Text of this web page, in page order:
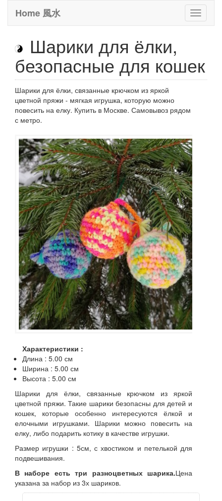
Toggle
it
Home 風水
Шарики для ёлки,
безопасные для кошек
Шарики для ёлки, связанные крючком из яркой
цветной пряжи - мягкая игрушка, которую можно
повесить на елку. Купить в Москве. Самовывоз рядом
с метро.
Характеристики :
Длина : 5.00 см
Ширина : 5.00 см
Высота : 5.00 см
Шарики для ёлки, связанные крючком из яркой
цветной пряжи. Такие шарики безопасны для детей и
кошек, которые особенно интересуются ёлкой и
елочными игрушками. Шарики можно повесить на
елку, либо подарить котику в качестве игрушки.
Размер игрушки : 5см, с хвостиком и петелькой для
подвешивания.
В наборе есть три разноцветных шарика.Цена
указана за набор из 3х шариков.